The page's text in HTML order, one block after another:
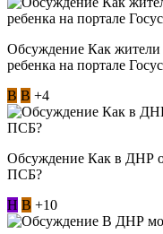
Обсуждение Как жители
ребенка на портале
В В +4
Обсуждение Как в ДНР
ПСБ?
Н В +10